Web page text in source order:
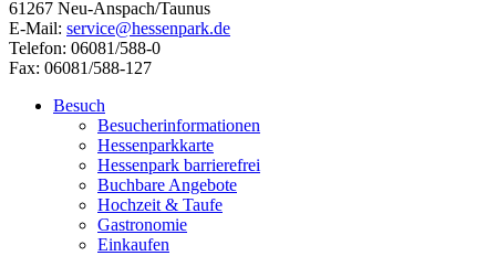
61267 Neu-Anspach/Taunus
E-Mail: service@hessenpark.de
Telefon: 06081/588-0
Fax: 06081/588-127
Besuch
Besucherinformationen
Hessenparkkarte
Hessenpark barrierefrei
Buchbare Angebote
Hochzeit & Taufe
Gastronomie
Einkaufen